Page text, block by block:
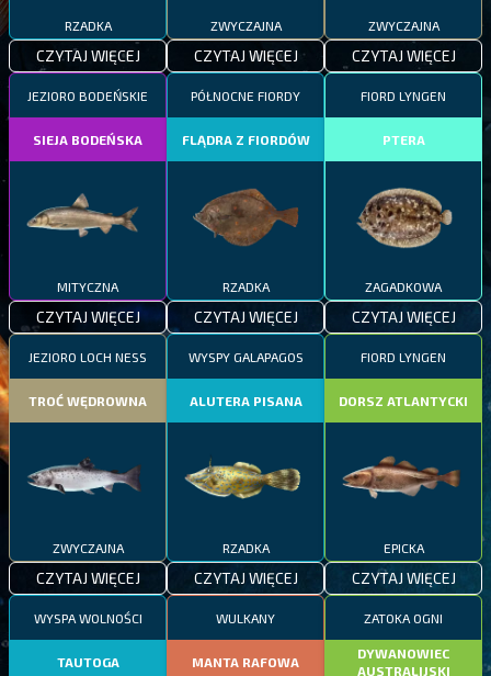
RZADKA
CZYTAJ WIĘCEJ
ZWYCZAJNA
CZYTAJ WIĘCEJ
ZWYCZAJNA
CZYTAJ WIĘCEJ
JEZIORO BODEŃSKIE
SIEJA BODEŃSKA
MITYCZNA
CZYTAJ WIĘCEJ
PÓŁNOCNE FIORDY
FLĄDRA Z FIORDÓW
RZADKA
CZYTAJ WIĘCEJ
FIORD LYNGEN
PTERA
ZAGADKOWA
CZYTAJ WIĘCEJ
JEZIORO LOCH NESS
TROĆ WĘDROWNA
ZWYCZAJNA
CZYTAJ WIĘCEJ
WYSPY GALAPAGOS
ALUTERA PISANA
RZADKA
CZYTAJ WIĘCEJ
FIORD LYNGEN
DORSZ ATLANTYCKI
EPICKA
CZYTAJ WIĘCEJ
WYSPA WOLNOŚCI
TAUTOGA
WULKANY
MANTA RAFOWA
ZATOKA OGNI
DYWANOWIEC
AUSTRALIJSKI